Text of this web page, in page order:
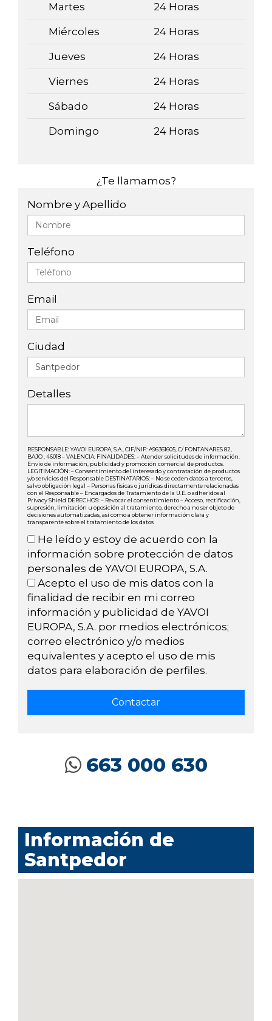
Martes 24 Horas
Miércoles 24 Horas
Jueves 24 Horas
Viernes 24 Horas
Sábado 24 Horas
Domingo 24 Horas
¿Te llamamos?
Nombre y Apellido
Teléfono
Email
Ciudad
Detalles
RESPONSABLE: YAVOI EUROPA, S.A., CIF/NIF: A96361605, C/ FONTANARES 82,
BAJO , 46018 – VALENCIA. FINALIDADES: – Atender solicitudes de información.
Envío de información, publicidad y promoción comercial de productos.
LEGITIMACIÓN: – Consentimiento del interesado y contratación de productos
y/o servicios del Responsable DESTINATARIOS: – No se ceden datos a terceros,
salvo obligación legal – Personas físicas o jurídicas directamente relacionadas
con el Responsable – Encargados de Tratamiento de la U.E. o adheridos al
Privacy Shield DERECHOS: – Revocar el consentimiento – Acceso, rectificación,
supresión, limitación u oposición al tratamiento, derecho a no ser objeto de
decisiones automatizadas, así como a obtener información clara y
transparente sobre el tratamiento de los datos
He leído y estoy de acuerdo con la
información sobre protección de datos
personales de YAVOI EUROPA, S.A.
Acepto el uso de mis datos con la
finalidad de recibir en mi correo
información y publicidad de YAVOI
EUROPA, S.A. por medios electrónicos;
correo electrónico y/o medios
equivalentes y acepto el uso de mis
datos para elaboración de perfiles.
663 000 630
Información de
Santpedor